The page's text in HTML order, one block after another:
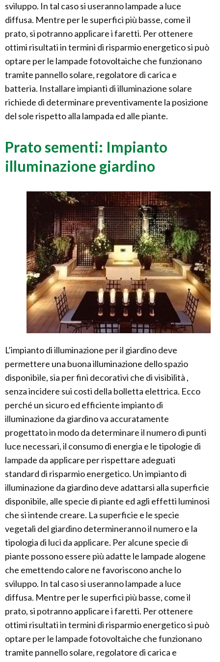
sviluppo. In tal caso si useranno lampade a luce
diffusa. Mentre per le superfici più basse, come il
prato, si potranno applicare i faretti. Per ottenere
ottimi risultati in termini di risparmio energetico si può
optare per le lampade fotovoltaiche che funzionano
tramite pannello solare, regolatore di carica e
batteria. Installare impianti di illuminazione solare
richiede di determinare preventivamente la posizione
del sole rispetto alla lampada ed alle piante.
Prato sementi: Impianto
illuminazione giardino
L’impianto di illuminazione per il giardino deve
permettere una buona illuminazione dello spazio
disponibile, sia per fini decorativi che di visibilità ,
senza incidere sui costi della bolletta elettrica. Ecco
perché un sicuro ed efficiente impianto di
illuminazione da giardino va accuratamente
progettato in modo da determinare il numero di punti
luce necessari, il consumo di energia e le tipologie di
lampade da applicare per rispettare adeguati
standard di risparmio energetico. Un impianto di
illuminazione da giardino deve adattarsi alla superficie
disponibile, alle specie di piante ed agli effetti luminosi
che si intende creare. La superficie e le specie
vegetali del giardino determineranno il numero e la
tipologia di luci da applicare. Per alcune specie di
piante possono essere più adatte le lampade alogene
che emettendo calore ne favoriscono anche lo
sviluppo. In tal caso si useranno lampade a luce
diffusa. Mentre per le superfici più basse, come il
prato, si potranno applicare i faretti. Per ottenere
ottimi risultati in termini di risparmio energetico si può
optare per le lampade fotovoltaiche che funzionano
tramite pannello solare, regolatore di carica e